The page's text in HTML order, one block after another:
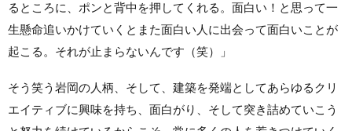
るところに、ポンと背中を押してくれる。面白い！と思って一
生懸命追いかけていくとまた面白い人に出会って面白いことが
起こる。それが止まらないんです（笑）」
そう笑う岩岡の人柄、そして、建築を発端としてあらゆるクリ
エイティブに興味を持ち、面白がり、そして突き詰めていこう